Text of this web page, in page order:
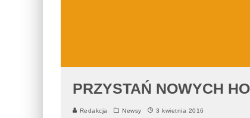
PRZYSTAŃ NOWYCH
Redakcja Newsy 3 kwietnia 2016